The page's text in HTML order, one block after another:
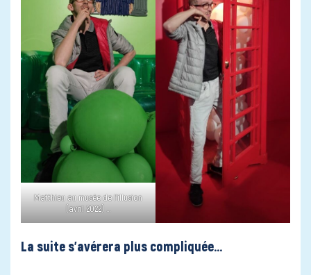
Matthieu au musée de l’illusion
(avril 2022) …
La suite s’avérera plus compliquée…